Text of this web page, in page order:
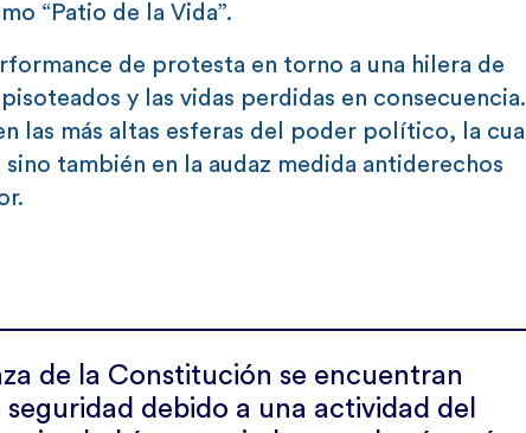
“Patio de la Vida”.
de protesta en torno a una hilera de
y las vidas perdidas en consecuencia.
las más altas esferas del poder político, la cual
también en la audaz medida antiderechos
de la Constitución se encuentran
debido a una actividad del